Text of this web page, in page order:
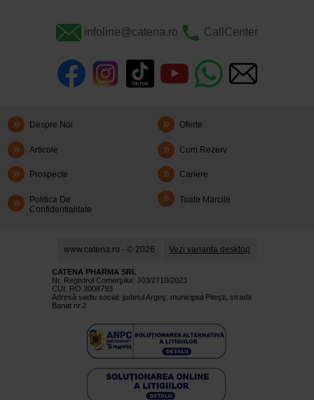
infoline@catena.ro CallCenter
Despre Noi Oferte
Articole Cum Rezerv
Prospecte Cariere
Politica De
Confidentialitate
Toate Marcile
www.catena.ro - © 2026 Vezi varianta desktop
CATENA PHARMA SRL
Nr. Registrul Comerţului: J03/2710/2023
CUI: RO 3008793
Adresă sediu social: judetul Argeş, municipiul Piteşti, strada
Banat nr.2